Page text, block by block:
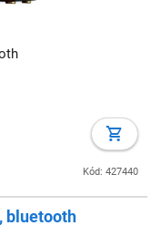
Kód: 427440
bluetooth